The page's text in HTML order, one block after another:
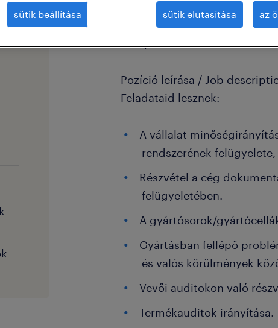
A világ élvonalába tartozó,
foglalkozó ügyfelünk
Veszprémbe.
Pozíció leírása / Job
Feladataid lesznek:
A vállalat
rendszerének
Részvétel a cég
felügyeletében.
A gyártósorok/
Gyártásban fellépő
és valós körülmények
Vevői auditokon való
Termékauditok irányítása.
sütik beállítása sütik elutasítása az